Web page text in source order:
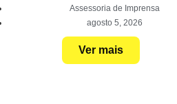
Assessoria de Imprensa
agosto 5, 2026
Ver mais